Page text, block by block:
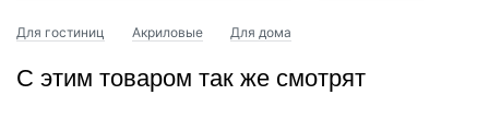
Для гостиниц Акриловые Для дома
С этим товаром так же смотрят